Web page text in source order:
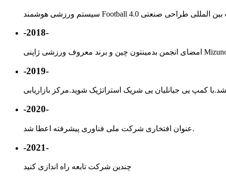
-2018-
-2019-
-2020-
عنوان افتخاری شرکت ملی فناوری پیشرفته اعطا شد.
-2021-
چندین شرکت تابعه راه اندازی کنید